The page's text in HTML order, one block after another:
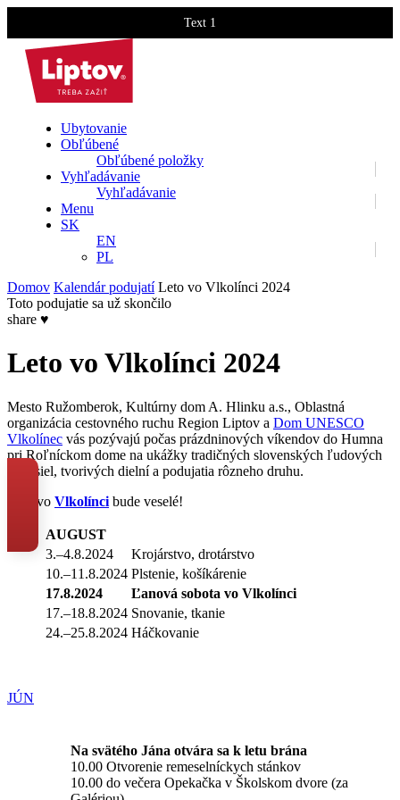
Text 1
Ubytovanie
Obľúbené
Obľúbené položky
Vyhľadávanie
Vyhľadávanie
Menu
SK
EN
PL
Domov Kalendár podujatí Leto vo Vlkolínci 2024
Toto podujatie sa už skončilo
share ♥
Leto vo Vlkolínci 2024
Mesto Ružomberok, Kultúrny dom A. Hlinku a.s., Oblastná
organizácia cestovného ruchu Region Liptov a Dom UNESCO
Vlkolínec vás pozývajú počas prázdninových víkendov do Humna
pri Roľníckom dome na ukážky tradičných slovenských ľudových
remesiel, tvorivých dielní a podujatia rôzneho druhu.
Leto vo Vlkolínci bude veselé!
AUGUST
3.–4.8.2024
Krojárstvo, drotárstvo
10.–11.8.2024 Plstenie, košíkárenie
17.8.2024
Ľanová sobota vo Vlkolínci
17.–18.8.2024 Snovanie, tkanie
24.–25.8.2024 Háčkovanie
JÚN
Na svätého Jána otvára sa k letu brána
10.00 Otvorenie remeselníckych stánkov
10.00 do večera Opekačka v Školskom dvore (za